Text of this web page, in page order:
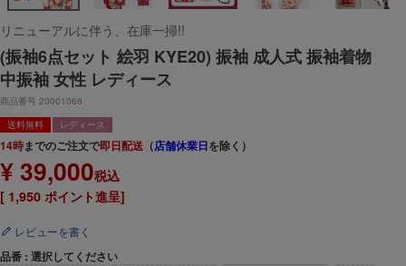
リニューアルに伴う、在庫一掃!!
(振袖6点セット 絵羽 KYE20) 振袖 成人式 振袖着物
中振袖 女性 レディース
商品番号 20001066
送料無料
レディース
14時までのご注文で即日配送 （店舗休業日を除く）
¥ 39,000税込
[ 1,950 ポイント進呈]
レビューを書く
品番 選択してください